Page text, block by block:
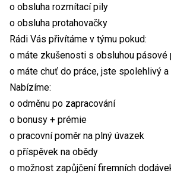
o obsluha rozmítací pily
o obsluha protahovačky
Rádi Vás přivítáme v týmu pokud:
o máte zkušenosti s obsluhou
o máte chuť do práce, jste spolehlivý
Nabízíme:
o odměnu po zapracování
o bonusy + prémie
o pracovní poměr na plný úvazek
o příspěvek na obědy
o možnost zapůjčení firemních